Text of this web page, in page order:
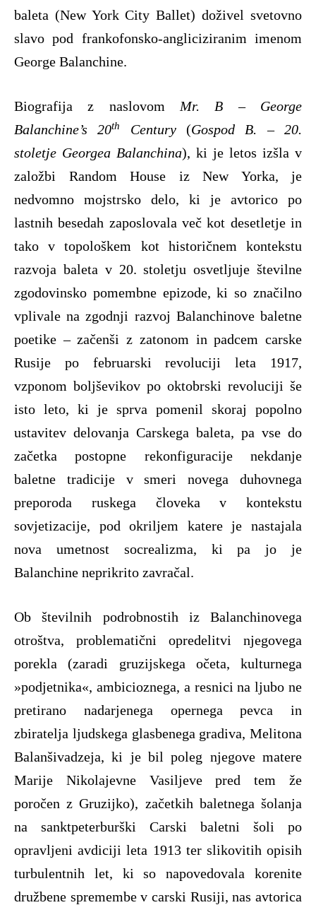
baleta (New York City Ballet) doživel svetovno
slavo pod frankofonsko-angliciziranim imenom
George Balanchine.
Biografija z naslovom Mr. B – George
Balanchine’s 20th Century(Gospod B. – 20.
stoletje Georgea Balanchina), ki je letos izšla v
založbi Random House iz New Yorka, je
nedvomno mojstrsko delo, ki je avtorico po
lastnih besedah zaposlovala več kot desetletje in
tako v topološkem kot historičnem kontekstu
razvoja baleta v 20. stoletju osvetljuje številne
zgodovinsko pomembne epizode, ki so značilno
vplivale na zgodnji razvoj Balanchinove baletne
poetike – začenši z zatonom in padcem carske
Rusije po februarski revoluciji leta 1917,
vzponom boljševikov po oktobrski revoluciji še
isto leto, ki je sprva pomenil skoraj popolno
ustavitev delovanja Carskega baleta, pa vse do
začetka postopne rekonfiguracije nekdanje
baletne tradicije v smeri novega duhovnega
preporoda ruskega človeka v kontekstu
sovjetizacije, pod okriljem katere je nastajala
nova umetnost socrealizma, ki pa jo je
Balanchine neprikrito zavračal.
Ob številnih podrobnostih iz Balanchinovega
otroštva, problematični opredelitvi njegovega
porekla (zaradi gruzijskega očeta, kulturnega
»podjetnika«, ambicioznega, a resnici na ljubo ne
pretirano nadarjenega opernega pevca in
zbiratelja ljudskega glasbenega gradiva, Melitona
Balanšivadzeja, ki je bil poleg njegove matere
Marije Nikolajevne Vasiljeve pred tem že
poročen z Gruzijko), začetkih baletnega šolanja
na sanktpeterburški Carski baletni šoli po
opravljeni avdiciji leta 1913 ter slikovitih opisih
turbulentnih let, ki so napovedovala korenite
družbene spremembe v carski Rusiji, nas avtorica